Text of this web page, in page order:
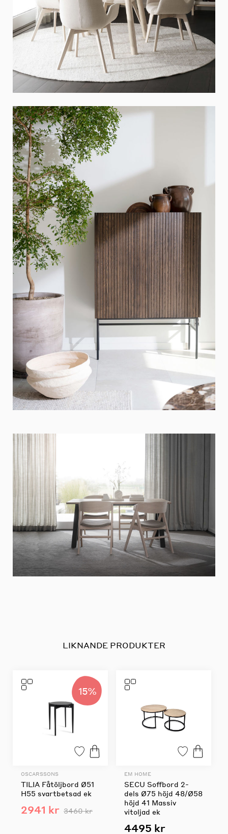
LIKNANDE PRODUKTER
15%
OSCARSSONS
TILIA Fåtöljbord Ø51
H55 svartbetsad ek
2941 kr 3460 kr
EM HOME
SECU Soffbord 2-
dels Ø75 höjd 48/Ø58
höjd 41 Massiv
vitoljad ek
4495 kr